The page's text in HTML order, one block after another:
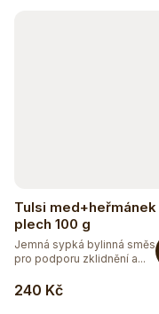
Tulsi med+heřmánek
plech 100 g
240 Kč
Jemná sypká bylinná směs
pro podporu zklidnění a...